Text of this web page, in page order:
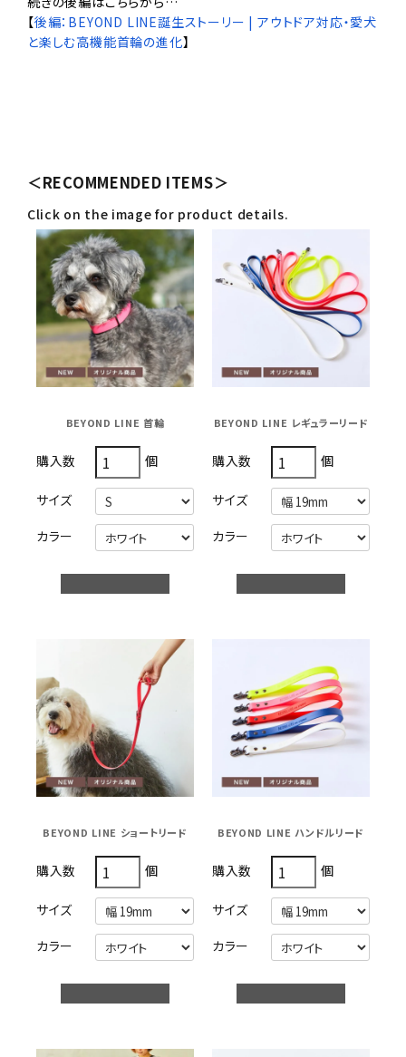
【後編：BEYOND LINE誕生ストーリー | アウトドア対応・愛犬
と楽しむ高機能首輪の進化】
＜RECOMMENDED ITEMS＞
Click on the image for product details.
BEYOND LINE 首輪
購入数 個
サイズ
カラー
BEYOND LINE レギュラーリード
購入数 個
サイズ
カラー
BEYOND LINE ショートリード
購入数 個
サイズ
カラー
BEYOND LINE ハンドルリード
購入数 個
サイズ
カラー